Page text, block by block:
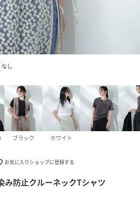
なし
ブラック ホワイト
お気に入りショップに登録する
防止クルーネックTシャツ